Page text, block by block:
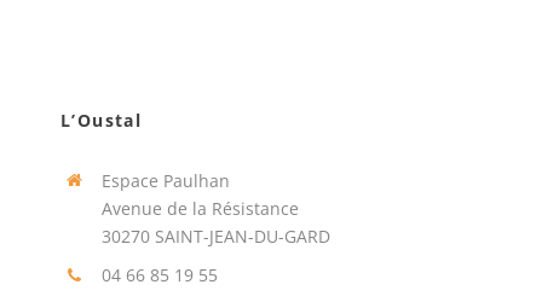
L’Oustal
Espace Paulhan
Avenue de la Résistance
30270 SAINT-JEAN-DU-GARD
04 66 85 19 55